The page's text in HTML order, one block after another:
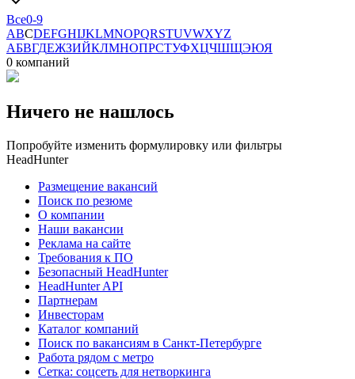
Все0-9
ABCDEFGHIJKLMNOPQRSTUVWXYZ
АБВГДЕЖЗИЙКЛМНОПРСТУФХЦЧШЩЭЮЯ
0 компаний
Ничего не нашлось
Попробуйте изменить формулировку или фильтры
HeadHunter
Размещение вакансий
Поиск по резюме
О компании
Наши вакансии
Реклама на сайте
Требования к ПО
Безопасный HeadHunter
HeadHunter API
Партнерам
Инвесторам
Каталог компаний
Поиск по вакансиям в Санкт-Петербурге
Работа рядом с метро
Сетка: соцсеть для нетворкинга